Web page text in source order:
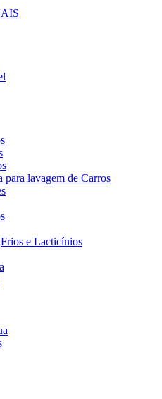
para lavagem de Carros
e Lacticínios